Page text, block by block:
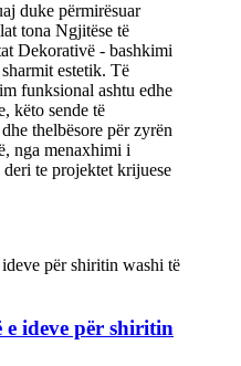
duke përmirësuar
tona Ngjitëse të
Dekorativë - bashkimi
estetik. Të
funksional ashtu edhe
këto sende të
thelbësore për zyrën
nga menaxhimi i
te projektet krijuese
e ideve për shiritin